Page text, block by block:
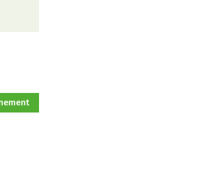
Hof-Management